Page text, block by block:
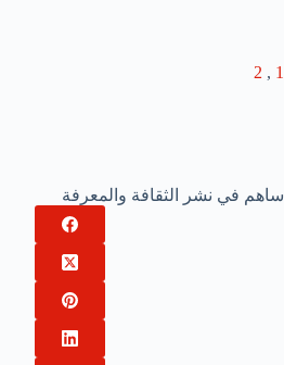
1
,
2
ساهم في نشر الثقافة والمعرفة